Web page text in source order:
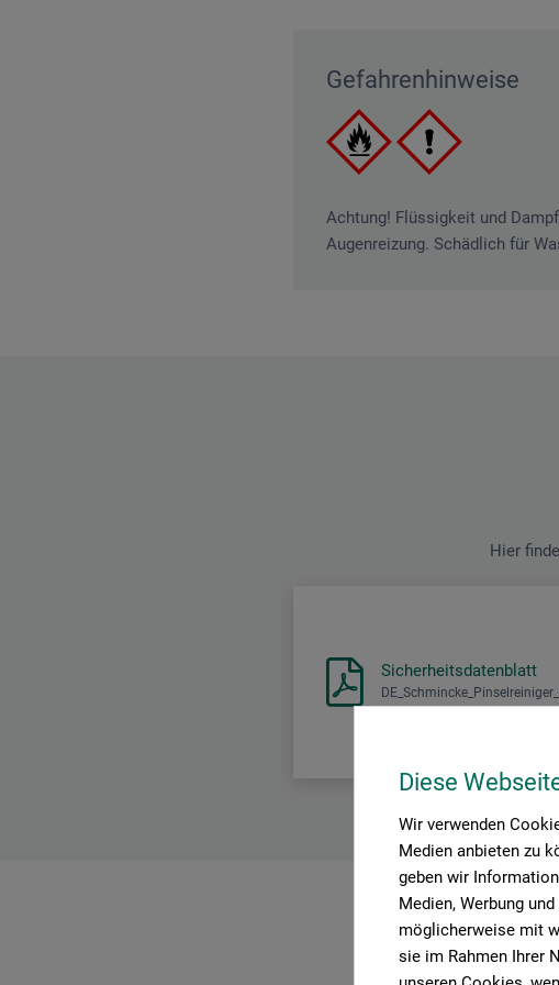
Diese
Wir verwenden
Medien anbieten zu
geben wir
Medien, Werbung
möglicherweise mit
sie im Rahmen Ihrer
Gefahrenhinweise
Achtung! Flüssigkeit und
Augenreizung. Schädlich für
Hier
Sicherheitsdatenblatt